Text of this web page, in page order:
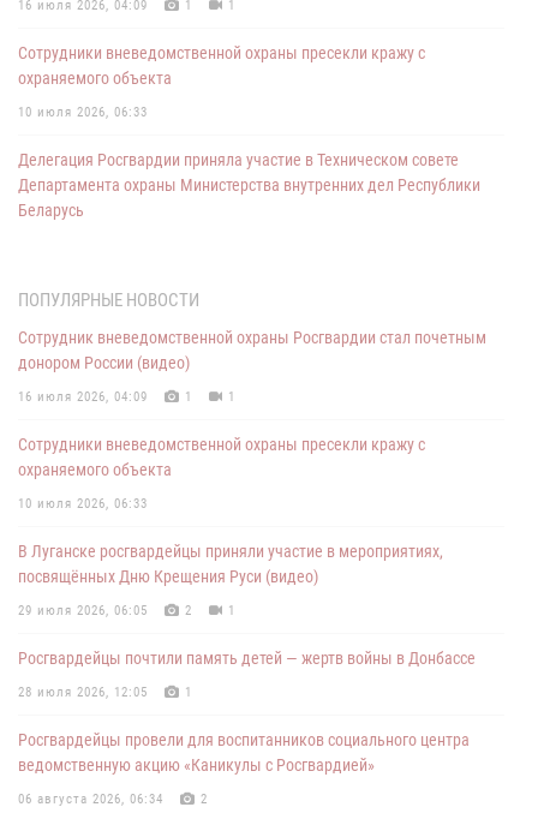
16 июля 2026, 04:09 1 1
Сотрудники вневедомственной охраны пресекли кражу с
охраняемого объекта
10 июля 2026, 06:33
Делегация Росгвардии приняла участие в Техническом совете
Департамента охраны Министерства внутренних дел Республики
Беларусь
ФГКУ "УВО войск национальной гвардии по ЛНР" продолжает
защищённости мест массового пребывания людей
16 июня 2026, 10:55
08 июня 2026, 14:55
Безопасность Вашего имущества - задача вневедомственной
01 июня 2026, 09:16
В ЛНР росгвардейцы приняли участие во Всероссийской
01 июня 2026, 09:03
ПОПУЛЯРНЫЕ НОВОСТИ
Сотрудник вневедомственной охраны Росгвардии стал почетным
донором России (видео)
16 июля 2026, 04:09 1 1
Сотрудники вневедомственной охраны пресекли кражу с
охраняемого объекта
10 июля 2026, 06:33
В Луганске росгвардейцы приняли участие в мероприятиях,
посвящённых Дню Крещения Руси (видео)
29 июля 2026, 06:05 2 1
Росгвардейцы почтили память детей — жертв войны в Донбассе
28 июля 2026, 12:05 1
Росгвардейцы провели для воспитанников социального центра
ведомственную акцию «Каникулы с Росгвардией»
06 августа 2026, 06:34 2